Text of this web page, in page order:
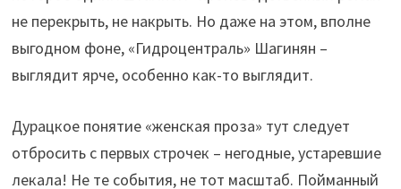
не перекрыть, не накрыть. Но даже на этом, вполне
выгодном фоне, «Гидроцентраль» Шагинян –
выглядит ярче, особенно как-то выглядит.
Дурацкое понятие «женская проза» тут следует
отбросить с первых строчек – негодные, устаревшие
лекала! Не те события, не тот масштаб. Пойманный